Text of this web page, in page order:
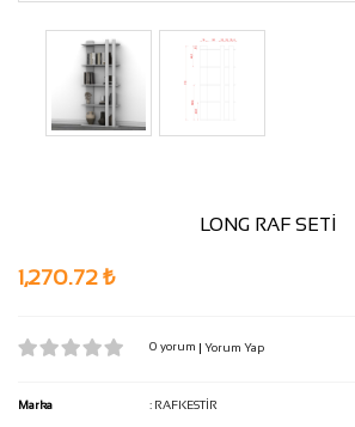
LONG RAF SETİ
1,270.72 ₺
0 yorum | Yorum Yap
Marka : RAFKESTİR